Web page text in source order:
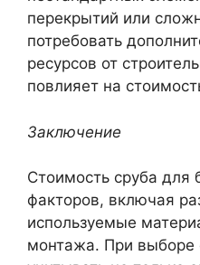
перекрытий или
потребовать
ресурсов от
повлияет на
Заключение
Стоимость сруба для
факторов, включая
используемые
монтажа. При выборе